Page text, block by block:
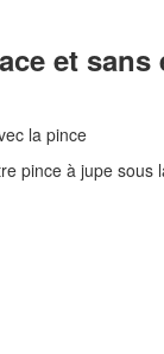
et sans
la pince
pince à jupe sous